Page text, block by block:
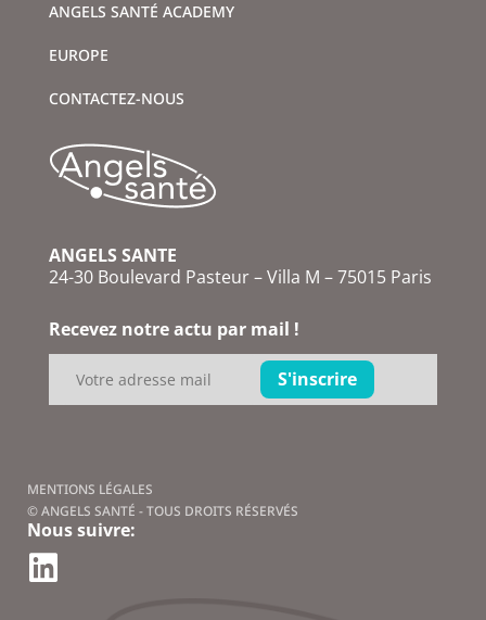
ANGELS SANTÉ ACADEMY
EUROPE
CONTACTEZ-NOUS
ANGELS SANTE
24-30 Boulevard Pasteur – Villa M – 75015 Paris
Recevez notre actu par mail !
MENTIONS LÉGALES
© ANGELS SANTÉ - TOUS DROITS RÉSERVÉS
Nous suivre: